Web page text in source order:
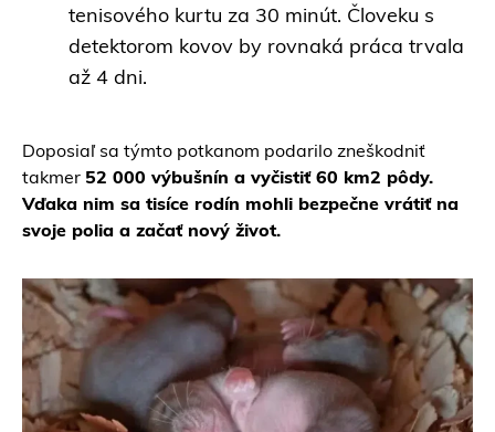
tenisového kurtu za 30 minút. Človeku s
detektorom kovov by rovnaká práca trvala
až 4 dni.
Doposiaľ sa týmto potkanom podarilo zneškodniť
takmer 52 000 výbušnín a vyčistiť 60 km2 pôdy.
Vďaka nim sa tisíce rodín mohli bezpečne vrátiť na
svoje polia a začať nový život.